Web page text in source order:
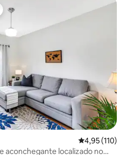
4,95 de uma
4,95 (110)
aconchegante localizado no